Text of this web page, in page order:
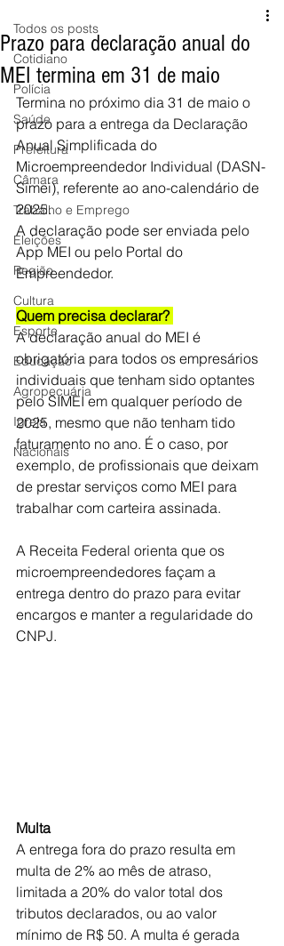
Todos os posts
Cotidiano
Polícia
Saúde
Prefeitura
Câmara
Trabalho e Emprego
Eleições
Região
Cultura
Esporte
Educação
Agropecuária
Igreja
Nacionais
Prazo para declaração anual do
MEI termina em 31 de maio
Termina no próximo dia 31 de maio o
prazo para a entrega da Declaração
Anual Simplificada do
Microempreendedor Individual (DASN-
Simei), referente ao ano-calendário de
2025.
A declaração pode ser enviada pelo
App MEI ou pelo Portal do
Empreendedor.
Quem precisa declarar?
A declaração anual do MEI é
obrigatória para todos os empresários
individuais que tenham sido optantes
pelo SIMEI em qualquer período de
2025, mesmo que não tenham tido
faturamento no ano. É o caso, por
exemplo, de profissionais que deixam
de prestar serviços como MEI para
trabalhar com carteira assinada.
A Receita Federal orienta que os
microempreendedores façam a
entrega dentro do prazo para evitar
encargos e manter a regularidade do
CNPJ.
Multa
A entrega fora do prazo resulta em
multa de 2% ao mês de atraso,
limitada a 20% do valor total dos
tributos declarados, ou ao valor
mínimo de R$ 50. A multa é gerada